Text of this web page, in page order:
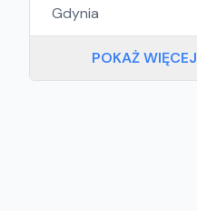
Gdynia
POKAŻ WIĘCEJ